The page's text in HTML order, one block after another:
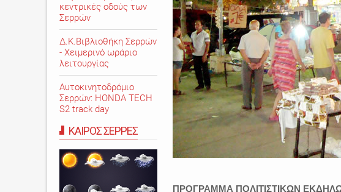
ΠΡΟΓΡΑΜΜΑ ΠΟΛΙΤΙΣΤΙΚΩΝ
κεντρικές οδούς των
Σερρών
Δ.Κ.Βιβλιοθήκη Σερρών
- Χειμερινό ωράριο
λειτουργίας
Αυτοκινητοδρόμιο
Σερρών: HONDA TECH
S2 track day
ΚΑΙΡΟΣ ΣΕΡΡΕΣ